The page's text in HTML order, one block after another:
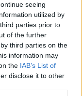
seeing
utilized by
parties prior to
of the further
third parties on the
information may
the IAB’s List of
disclose it to other
kad gandrīz katrā
Kā Latvijas
par padomju
ar karalisku nāvi –
kurš nebija pozitīvais
viņam bija savi